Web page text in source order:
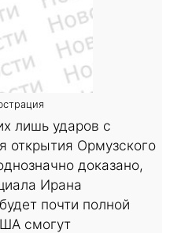
лишь ударов с
открытия Ормузского
доказано,
Ирана
почти полной
смогут